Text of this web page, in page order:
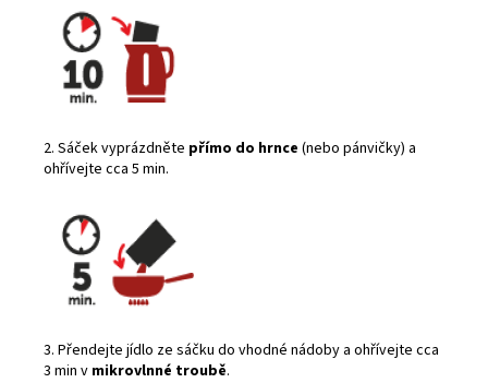
2. Sáček vyprázdněte přímo do hrnce (nebo pánvičky) a
ohřívejte cca 5 min.
3. Přendejte jídlo ze sáčku do vhodné nádoby a ohřívejte cca
3 min v mikrovlnné troubě.